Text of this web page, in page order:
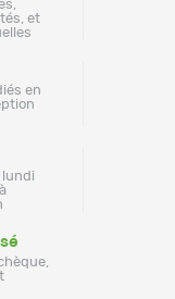
et
en
lundi